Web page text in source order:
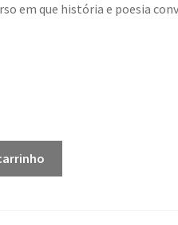
em que história e poesia